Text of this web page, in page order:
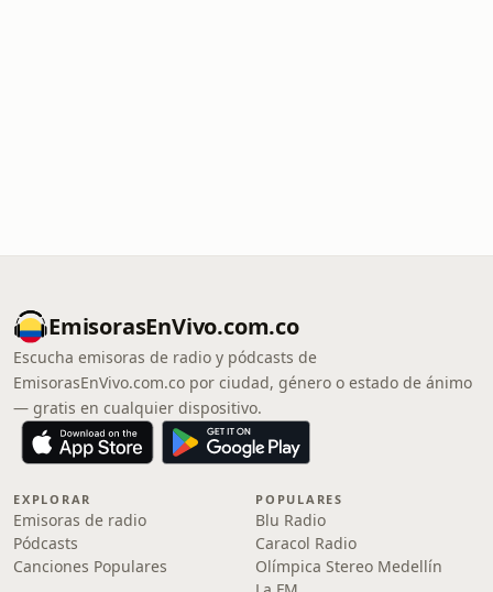
EmisorasEnVivo.com.co
Escucha emisoras de radio y pódcasts de
EmisorasEnVivo.com.co por ciudad, género o estado de ánimo
— gratis en cualquier dispositivo.
EXPLORAR
Emisoras de radio
Pódcasts
Canciones Populares
POPULARES
Blu Radio
Caracol Radio
Olímpica Stereo Medellín